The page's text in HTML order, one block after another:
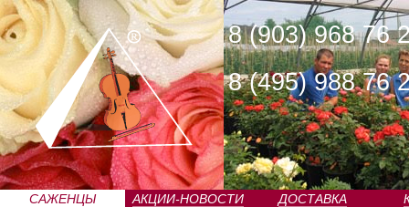
8 (903) 968 76
8 (495) 988 76
САЖЕНЦЫ
АКЦИИ-НОВОСТИ ДОСТАВКА